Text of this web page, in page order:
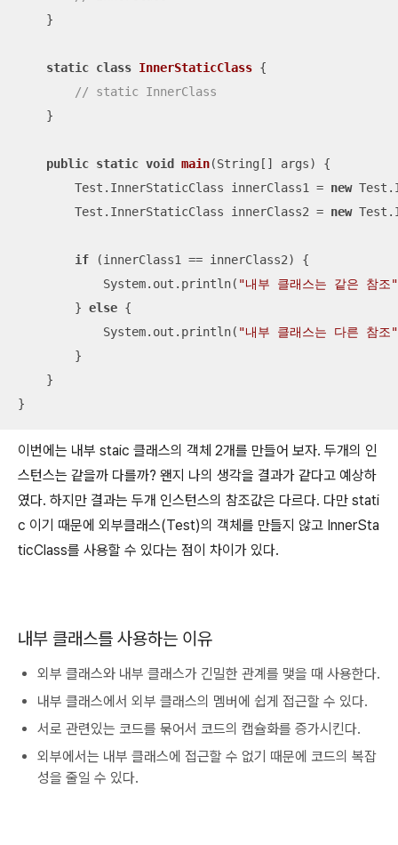
    }
static class InnerStaticClass {
// static InnerClass
    }
public static void main(String[] args)
{
        Test.InnerStaticClass innerClass1 =
new
        Test.InnerStaticClass innerClass2 =
new
if (innerClass1 == innerClass2) {
            System.out.println(
"내부 클래스는 같은 참조"
        }
else {
            System.out.println(
"내부 클래스는 다른 참조"
        }
    }
}
이번에는 내부 staic 클래스의 객체 2개를 만들어 보자. 두개의 인
스턴스는 같을까 다를까? 왠지 나의 생각을 결과가 같다고 예상하
였다. 하지만 결과는 두개 인스턴스의 참조값은 다르다. 다만 stati
c 이기 때문에 외부클래스(Test)의 객체를 만들지 않고 InnerSta
ticClass를 사용할 수 있다는 점이 차이가 있다.
내부 클래스를 사용하는 이유
외부 클래스와 내부 클래스가 긴밀한 관계를 맺을 때 사용한다.
내부 클래스에서 외부 클래스의 멤버에 쉽게 접근할 수 있다.
서로 관련있는 코드를 묶어서 코드의 캡슐화를 증가시킨다.
외부에서는 내부 클래스에 접근할 수 없기 때문에 코드의 복잡
성을 줄일 수 있다.